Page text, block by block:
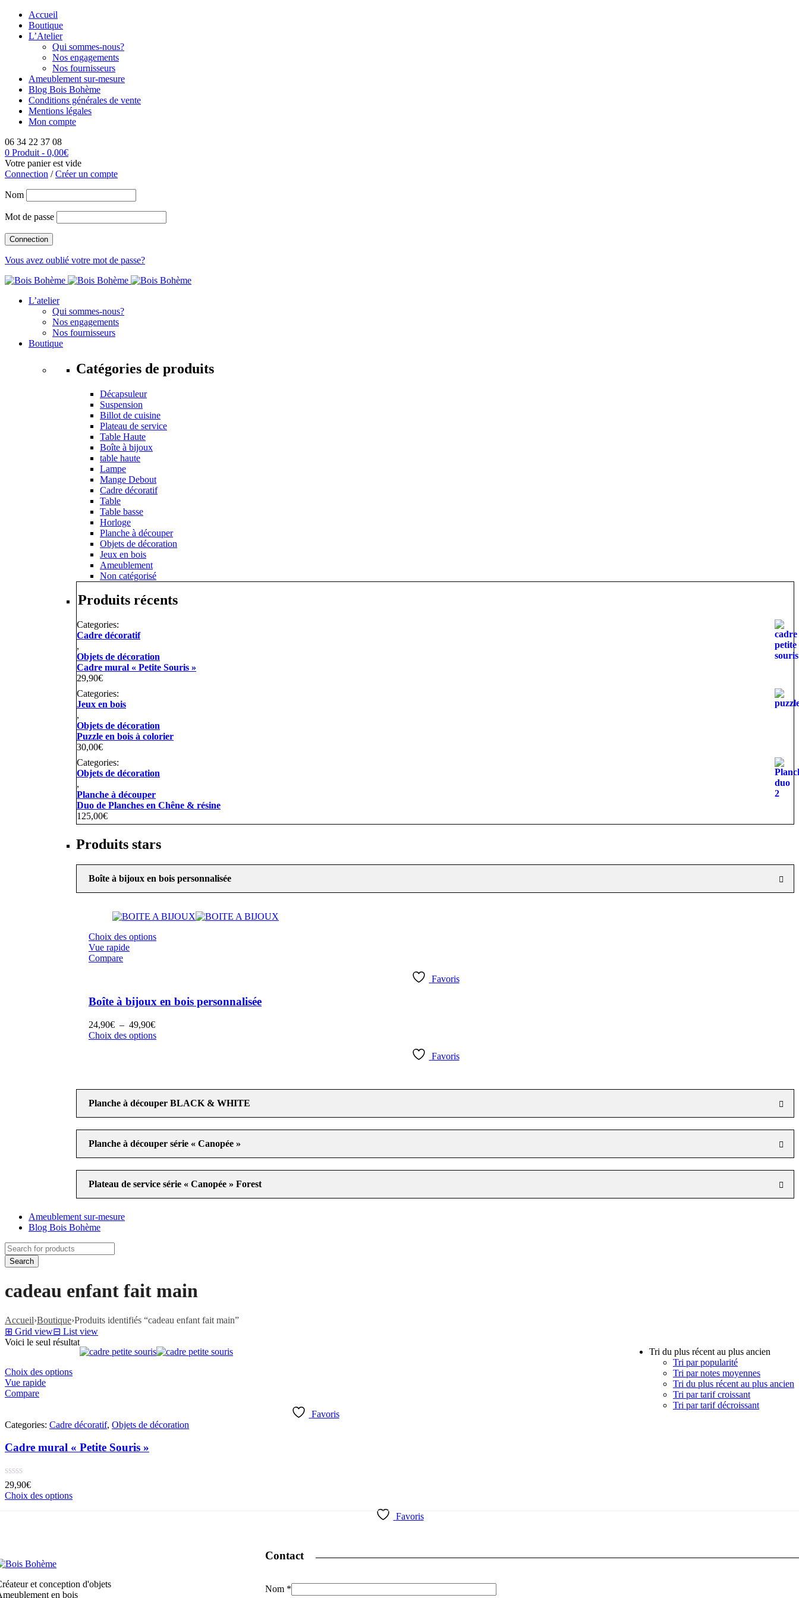
Accueil
Boutique
L’Atelier
Qui sommes-nous?
Nos engagements
Nos fournisseurs
Ameublement sur-mesure
Blog Bois Bohème
Conditions générales de vente
Mentions légales
Mon compte
06 34 22 37 08
0 Produit - 0,00€
Votre panier est vide
Connection /Créer un compte
Nom
Mot de passe
Vous avez oublié votre mot de passe?
L’atelier
Qui sommes-nous?
Nos engagements
Nos fournisseurs
Boutique
Catégories de produits
Décapsuleur
Suspension
Billot de cuisine
Plateau de service
Table Haute
Boîte à bijoux
table haute
Lampe
Mange Debout
Cadre décoratif
Table
Table basse
Horloge
Planche à découper
Objets de décoration
Jeux en bois
Ameublement
Non catégorisé
Produits récents
Categories:
Cadre décoratif
,
Objets de décoration
Cadre mural « Petite Souris »
29,90€
Categories:
Jeux en bois
,
Objets de décoration
Puzzle en bois à colorier
30,00€
Categories:
Objets de décoration
,
Planche à découper
Duo de Planches en Chêne & résine
125,00€
Produits stars
Boîte à bijoux en bois personnalisée
Choix des options
Vue rapide
Compare
Favoris
Boîte à bijoux en bois personnalisée
24,90€ – 49,90€Plage
de
Choix des options
Favoris
Planche à découper BLACK & WHITE
Planche à découper série « Canopée »
Plateau de service série « Canopée » Forest
Ameublement sur-mesure
Blog Bois Bohème
cadeau enfant fait main
Accueil›Boutique›Produits identifiés “cadeau enfant fait main”
⊞ Grid view⊟ List view
Voici le seul résultat
Tri du plus récent au plus ancien
Tri par popularité
Tri par notes moyennes
Tri du plus récent au plus ancien
Tri par tarif croissant
Tri par tarif décroissant
Choix des options
Vue rapide
Compare
Favoris
Categories: Cadre décoratif, Objets de décoration
Cadre mural « Petite Souris »
29,90€
Choix des options
Favoris
et conception d'objets
en bois
Contact
Nom *